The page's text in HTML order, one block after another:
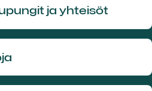
ja yhteisöt